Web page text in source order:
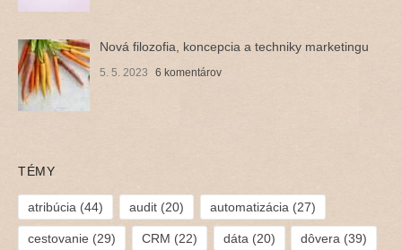
Nová filozofia, koncepcia a techniky marketingu
5. 5. 2023 6 komentárov
TÉMY
atribúcia (44) audit(20) automatizácia (27)
cestovanie (29) CRM (22) dáta (20) dôvera (39)